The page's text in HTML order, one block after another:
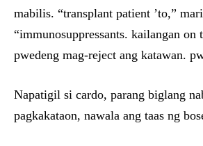
mabilis. “transplant patient ’to,”
“immunosuppressants. kailangan on
pwedeng mag-reject ang katawan.
Napatigil si cardo, parang biglang
pagkakataon, nawala ang taas ng